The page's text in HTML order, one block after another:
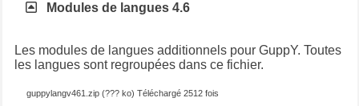
Modules de langues 4.6
Les modules de langues additionnels pour GuppY. Toutes
les langues sont regroupées dans ce fichier.
guppylangv461.zip (??? ko) Téléchargé 2512 fois